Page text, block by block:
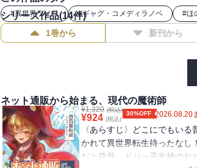
異世界のネット通販『カナン魔導商会】を駆使し
戦いをどうぞご覧ください。
〈著者からの一言〉
この度は、六巻をご購入いただきありがとうござい
無事に転移門を封じ、新山小春を助け出した乙葉
ようやく取り戻した高校生活ですが、彼らを取り
り回されます。
そして、やっぱり訪れる平穏な日々との別れ。
鏡刻界のとある王国が、地球に向けて侵攻作戦を
さらにクラスメイトの愚行により、異世界へと転
発生。
#異世界ラノベ #ギャグ・コメディラノベ #ほ
シリーズ作品(14件)
1巻から 新刊から
ネット通販から始まる、現代の魔術師
¥1,320 (税込)
¥924 (税込)
30%OFF 2026.08.20
〈あらすじ〉どこにでもい
かれて異世界転生待ったなし
だと発覚。ドジっ子女神のお